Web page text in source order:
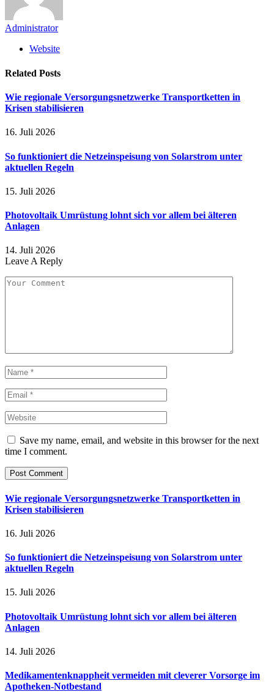
Administrator
Website
Related Posts
Wie regionale Versorgungsnetzwerke Transportketten in
Krisen stabilisieren
16. Juli 2026
So funktioniert die Netzeinspeisung von Solarstrom unter
aktuellen Regeln
15. Juli 2026
Photovoltaik Umrüstung lohnt sich vor allem bei älteren
Anlagen
14. Juli 2026
Leave A Reply
Save my name, email, and website in this browser for the next
time I comment.
Wie regionale Versorgungsnetzwerke Transportketten in
Krisen stabilisieren
16. Juli 2026
So funktioniert die Netzeinspeisung von Solarstrom unter
aktuellen Regeln
15. Juli 2026
Photovoltaik Umrüstung lohnt sich vor allem bei älteren
Anlagen
14. Juli 2026
Medikamentenknappheit vermeiden mit cleverer Vorsorge im
Apotheken-Notbestand